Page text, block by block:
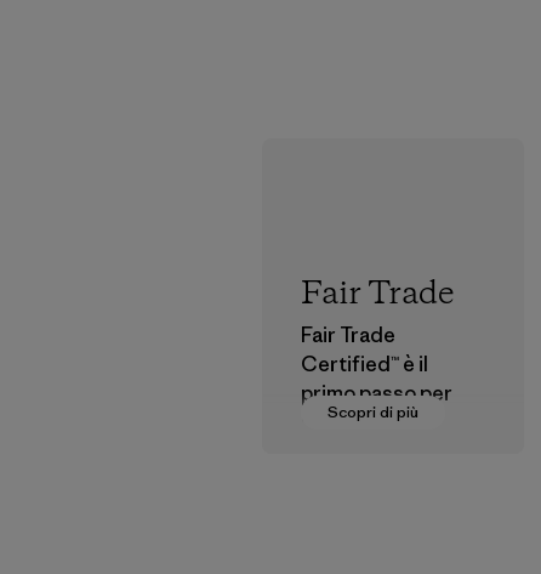
Scopri di più
Fair Trade
Fair Trade
Certified™ è il
primo passo per
pagare salari